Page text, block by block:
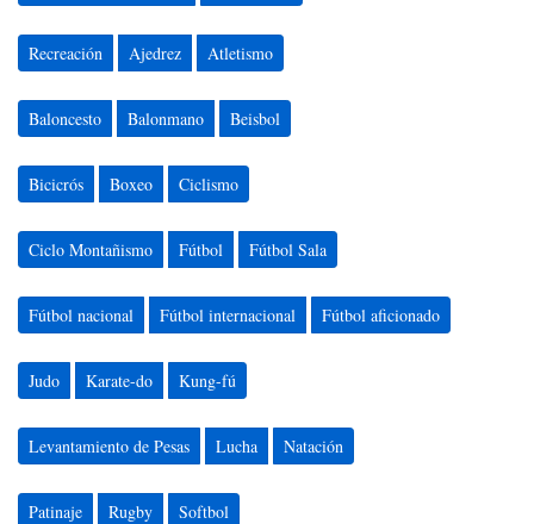
Recreación Ajedrez Atletismo
Baloncesto Balonmano Beisbol
Bicicrós Boxeo Ciclismo
Ciclo Montañismo Fútbol Fútbol Sala
Fútbol nacional Fútbol internacional Fútbol aficionado
Judo Karate-do Kung-fú
Levantamiento de Pesas Lucha Natación
Patinaje Rugby Softbol